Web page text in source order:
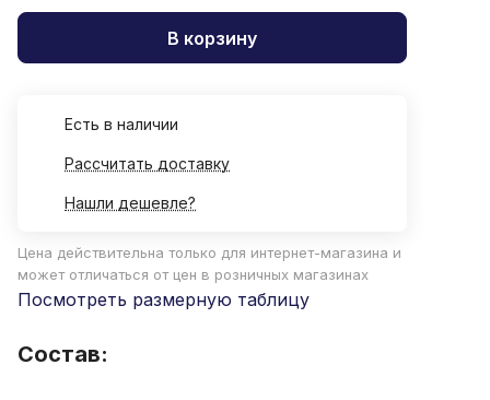
В корзину
Есть в наличии
Рассчитать доставку
Нашли дешевле?
Цена действительна только для интернет-магазина и
может отличаться от цен в розничных магазинах
Посмотреть размерную таблицу
Состав: